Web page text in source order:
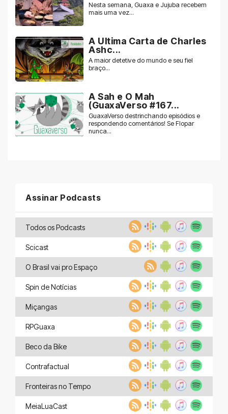
Nesta semana, Guaxa e Jujuba recebem
mais uma vez...
A Ultima Carta de Charles
Ashc...
A maior detetive do mundo e seu fiel
braço...
A Sah e O Mah
(GuaxaVerso #167...
GuaxaVerso destrinchando episódios e
respondendo comentários! Se Flopar
nunca...
Assinar Podcasts
Todos os Podcasts
Scicast
O Brasil vai pro Espaço
Spin de Notícias
Miçangas
RPGuaxa
Beco da Bike
Contrafactual
Fronteiras no Tempo
MeiaLuaCast